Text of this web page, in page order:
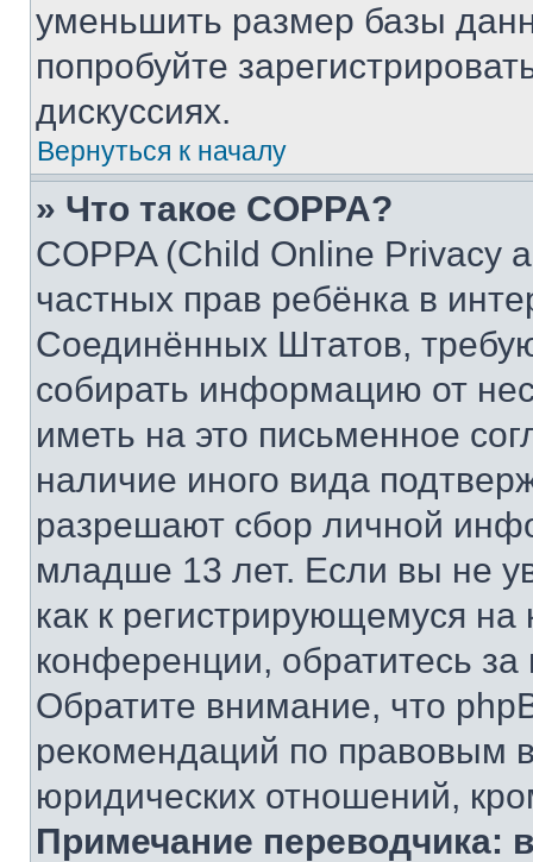
уменьшить размер базы
попробуйте
дискуссиях.
Вернуться к началу
» Что такое COPPA?
COPPA (Child Online Privacy
частных прав ребёнка в
Соединённых Штатов,
собирать информацию от
иметь на это письменное
наличие иного вида
разрешают сбор личной
младше 13 лет. Если вы не
как к регистрирующемуся
конференции, обратитесь
Обратите внимание, что
рекомендаций по правовым
юридических отношений,
Примечание переводчика: